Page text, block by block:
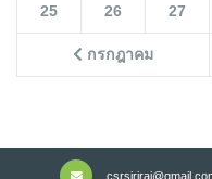
กรกฎาคม
25 26 27